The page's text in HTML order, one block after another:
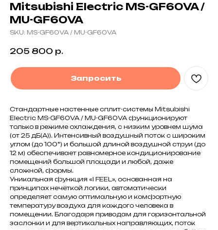
Mitsubishi Electric MS-GF60VA /
MU-GF60VA
SKU: MS-GF60VA / MU-GF60VA
205 800 р.
Запросить
Стандартные настенные сплит-системы Mitsubishi
Electric MS-GF60VA / MU-GF60VA функционируют
только в режиме охлаждения, с низким уровнем шума
(от 25 дБ(А)). Интенсивный воздушный поток с широким
углом (до 100°) и большой длиной воздушной струи (до
12 м) обеспечивает равномерное кондиционирование
помещений большой площади и любой, даже
сложной, формы.
Уникальная функция «I FEEL», основанная на
принципах нечёткой логики, автоматически
определяет самую оптимальную и комфортную
температуру воздуха для каждого человека в
помещении. Благодаря приводам для горизонтальной
заслонки и для вертикальных направляющих, поток